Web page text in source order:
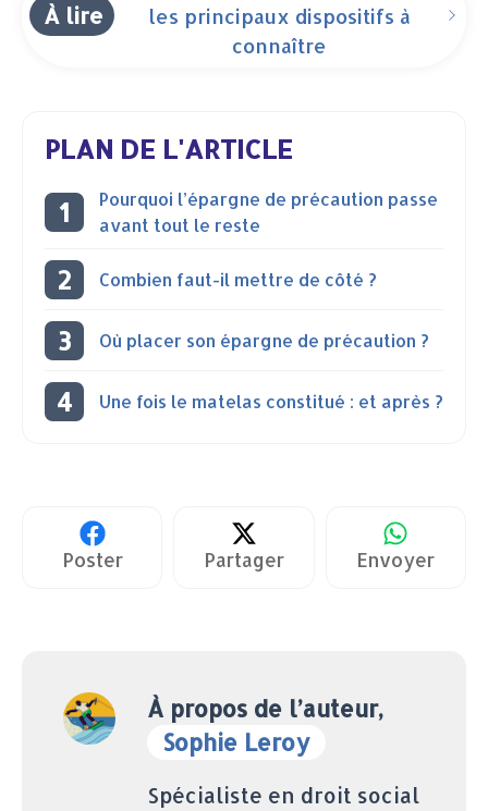
À lire
les principaux dispositifs à
connaître
PLAN DE L'ARTICLE
Pourquoi l’épargne de précaution passe
avant tout le reste
Combien faut-il mettre de côté ?
Où placer son épargne de précaution ?
Une fois le matelas constitué : et après ?
Poster Partager Envoyer
À propos de l’auteur,
Sophie Leroy
Spécialiste en droit social